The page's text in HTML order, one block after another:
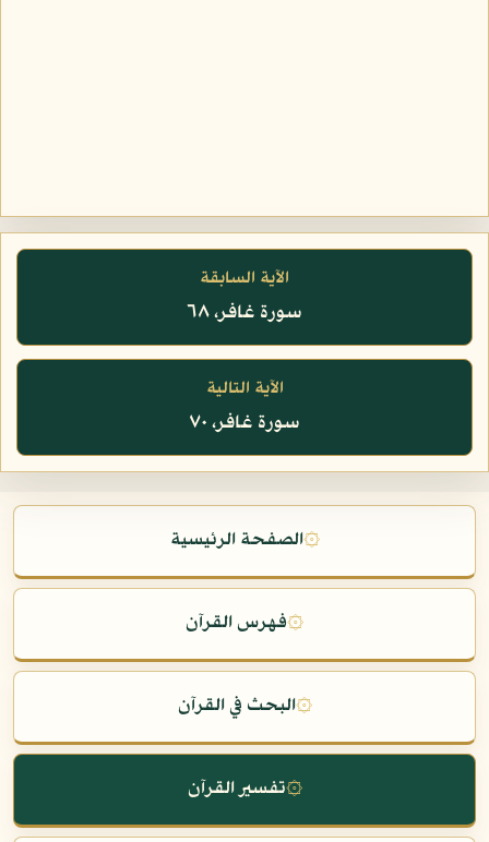
الآية السابقة
سورة غافر، ٦٨
الآية التالية
سورة غافر، ٧٠
۞الصفحة الرئيسية
۞فهرس القرآن
۞البحث في القرآن
۞تفسير القرآن